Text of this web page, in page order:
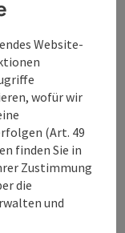
Website-
wofür wir
(Art. 49
finden Sie in
Zustimmung
die
und